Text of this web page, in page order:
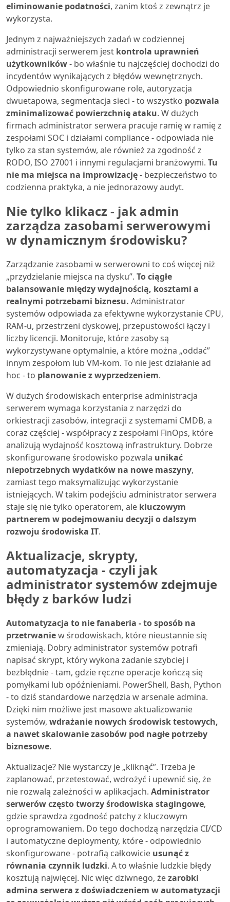
eliminowanie podatności, zanim ktoś z zewnątrz je
wykorzysta.
Jednym z najważniejszych zadań w codziennej
administracji serwerem jest kontrola uprawnień
użytkowników- bo właśnie tu najczęściej dochodzi do
incydentów wynikających z błędów wewnętrznych.
Odpowiednio skonfigurowane role, autoryzacja
dwuetapowa, segmentacja sieci - to wszystko pozwala
zminimalizować powierzchnię ataku. W dużych
firmach administrator serwera pracuje ramię w ramię z
zespołami SOC i działami compliance - odpowiada nie
tylko za stan systemów, ale również za zgodność z
RODO, ISO 27001 i innymi regulacjami branżowymi. Tu
nie ma miejsca na improwizację- bezpieczeństwo to
codzienna praktyka, a nie jednorazowy audyt.
Nie tylko klikacz - jak admin
zarządza zasobami serwerowymi
w dynamicznym środowisku?
Zarządzanie zasobami w serwerowni to coś więcej niż
„przydzielanie miejsca na dysku”. To ciągłe
balansowanie między wydajnością, kosztami a
realnymi potrzebami biznesu. Administrator
systemów odpowiada za efektywne wykorzystanie CPU,
RAM-u, przestrzeni dyskowej, przepustowości łączy i
liczby licencji. Monitoruje, które zasoby są
wykorzystywane optymalnie, a które można „oddać”
innym zespołom lub VM-kom. To nie jest działanie ad
hoc - to planowanie z wyprzedzeniem.
W dużych środowiskach enterprise administracja
serwerem wymaga korzystania z narzędzi do
orkiestracji zasobów, integracji z systemami CMDB, a
coraz częściej - współpracy z zespołami FinOps, które
analizują wydajność kosztową infrastruktury. Dobrze
skonfigurowane środowisko pozwala unikać
niepotrzebnych wydatków na nowe maszyny,
zamiast tego maksymalizując wykorzystanie
istniejących. W takim podejściu administrator serwera
staje się nie tylko operatorem, ale kluczowym
partnerem w podejmowaniu decyzji o dalszym
rozwoju środowiska IT.
Aktualizacje, skrypty,
automatyzacja - czyli jak
administrator systemów zdejmuje
błędy z barków ludzi
Automatyzacja to nie fanaberia - to sposób na
przetrwaniew środowiskach, które nieustannie się
zmieniają. Dobry administrator systemów potrafi
napisać skrypt, który wykona zadanie szybciej i
bezbłędnie - tam, gdzie ręczne operacje kończą się
pomyłkami lub opóźnieniami. PowerShell, Bash, Python
- to dziś standardowe narzędzia w arsenale admina.
Dzięki nim możliwe jest masowe aktualizowanie
systemów, wdrażanie nowych środowisk testowych,
a nawet skalowanie zasobów pod nagłe potrzeby
biznesowe.
Aktualizacje? Nie wystarczy je „kliknąć”. Trzeba je
zaplanować, przetestować, wdrożyć i upewnić się, że
nie rozwalą zależności w aplikacjach. Administrator
serwerów często tworzy środowiska stagingowe,
gdzie sprawdza zgodność patchy z kluczowym
oprogramowaniem. Do tego dochodzą narzędzia CI/CD
i automatyczne deploymenty, które - odpowiednio
skonfigurowane - potrafią całkowicie usunąć z
równania czynnik ludzki. A to właśnie ludzkie błędy
kosztują najwięcej. Nic więc dziwnego, żezarobki
admina serwera z doświadczeniem w automatyzacji